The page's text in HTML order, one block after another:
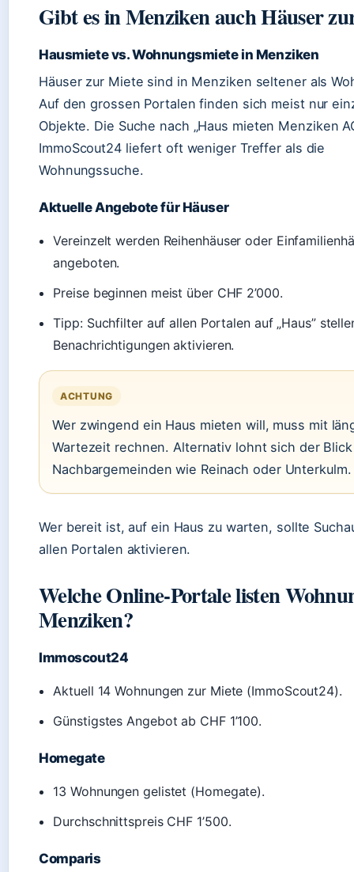
Gibt es in Menziken auch Häuser
Hausmiete vs. Wohnungsmiete in Menziken
Häuser zur Miete sind in Menziken seltener als
Auf den grossen Portalen finden sich meist nur
Objekte. Die Suche nach „Haus mieten Menziken
ImmoScout24 liefert oft weniger Treffer als die
Wohnungssuche.
Aktuelle Angebote für Häuser
Vereinzelt werden Reihenhäuser oder
angeboten.
Preise beginnen meist über CHF 2’000.
Tipp: Suchfilter auf allen Portalen auf „Haus”
Benachrichtigungen aktivieren.
ACHTUNG
Wer zwingend ein Haus mieten will, muss mit
Wartezeit rechnen. Alternativ lohnt sich der
Nachbargemeinden wie Reinach oder Unterkulm.
Wer bereit ist, auf ein Haus zu warten, sollte
allen Portalen aktivieren.
Welche Online-Portale listen
Menziken?
Immoscout24
Aktuell 14 Wohnungen zur Miete (ImmoScout24).
Günstigstes Angebot ab CHF 1’100.
Homegate
13 Wohnungen gelistet (Homegate).
Durchschnittspreis CHF 1’500.
Comparis